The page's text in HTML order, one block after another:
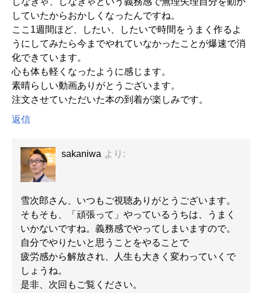
していたからおかしくなったんですね。
ここ1週間ほど、したい、したいで時間をうまく作るよ
うにしてみたら今までやれていなかったことが爆速で消
化できています。
心も体も軽くなったように感じます。
素晴らしい動画ありがとうございます。
注文させていただいた本の到着が楽しみです。
返信
sakaniwa より:
雪次郎さん、いつもご視聴ありがとうございます。
そもそも、「頑張って」やっているうちは、うまく
いかないですね。義務感でやってしまいますので。
自分でやりたいと思うことをやることで
疲労感から解放され、人生も大きく変わっていくで
しょうね。
是非、次回もご覧ください。